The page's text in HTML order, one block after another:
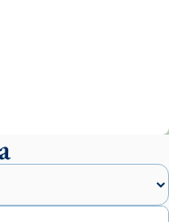
missa de Les